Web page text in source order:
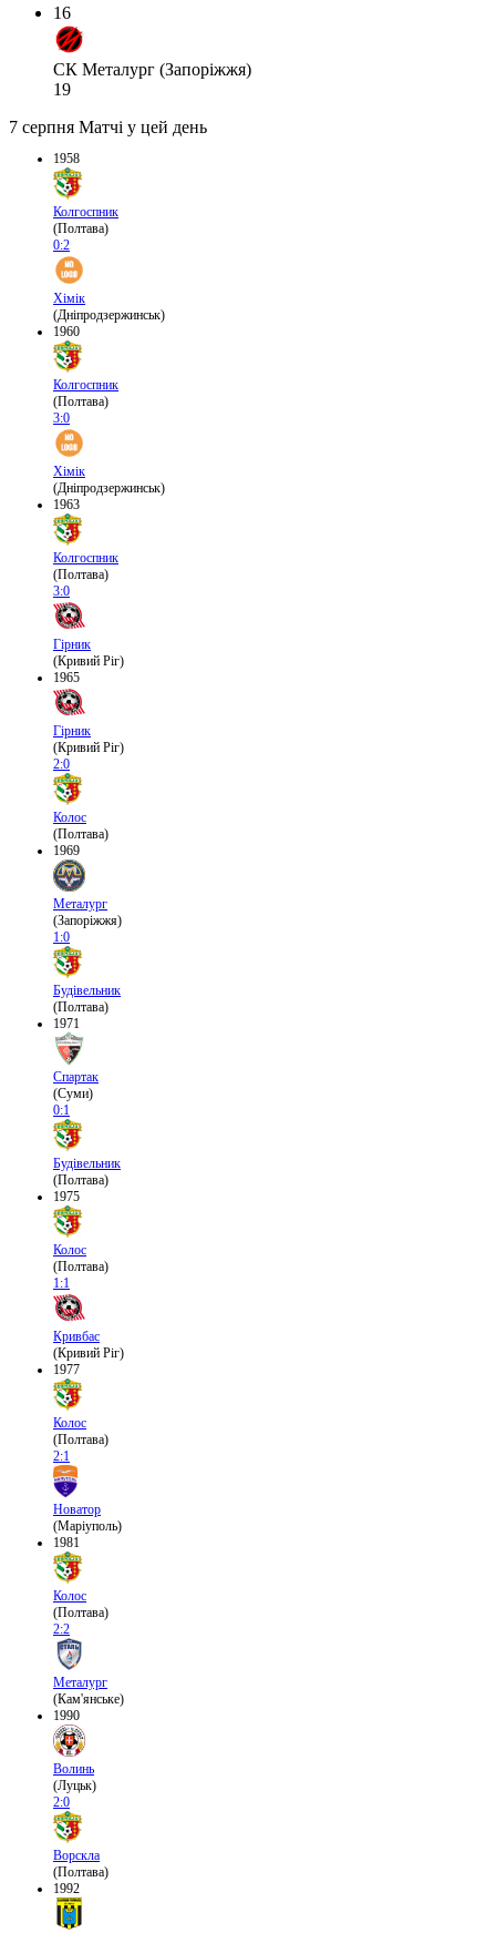
16
СК Металург (Запоріжжя)
19
7 серпня Матчі у цей день
1958
Колгоспник
(Полтава)
0:2
Хімік
(Дніпродзержинськ)
1960
Колгоспник
(Полтава)
3:0
Хімік
(Дніпродзержинськ)
1963
Колгоспник
(Полтава)
3:0
Гірник
(Кривий Ріг)
1965
Гірник
(Кривий Ріг)
2:0
Колос
(Полтава)
1969
Металург
(Запоріжжя)
1:0
Будівельник
(Полтава)
1971
Спартак
(Суми)
0:1
Будівельник
(Полтава)
1975
Колос
(Полтава)
1:1
Кривбас
(Кривий Ріг)
1977
Колос
(Полтава)
2:1
Новатор
(Маріуполь)
1981
Колос
(Полтава)
2:2
Металург
(Кам'янське)
1990
Волинь
(Луцьк)
2:0
Ворскла
(Полтава)
1992